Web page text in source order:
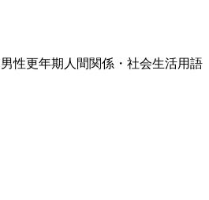
男性更年期 人間関係・社会生活用語